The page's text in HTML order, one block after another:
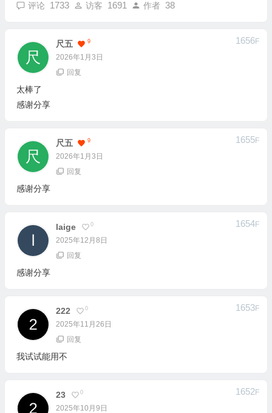
评论 1733 访客 1691 作者 38
尺五 9
2026年1月3日
1656F
回复
太棒了
感谢分享
尺五 9
2026年1月3日
1655F
回复
感谢分享
Laige 0
2025年12月8日
1654F
回复
感谢分享
222 0
2025年11月26日
1653F
回复
我试试能用不
23 0
2025年10月9日
1652F